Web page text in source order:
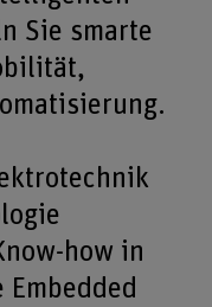
Sie smarte
how in